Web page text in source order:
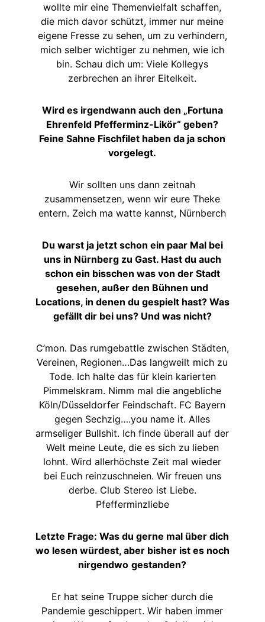
wollte mir eine Themenvielfalt schaffen,
die mich davor schützt, immer nur meine
eigene Fresse zu sehen, um zu verhindern,
mich selber wichtiger zu nehmen, wie ich
bin. Schau dich um: Viele Kollegys
zerbrechen an ihrer Eitelkeit.
Wird es irgendwann auch den „Fortuna
Ehrenfeld Pfefferminz-Likör“ geben?
Feine Sahne Fischfilet haben da ja schon
vorgelegt.
Wir sollten uns dann zeitnah
zusammensetzen, wenn wir eure Theke
entern. Zeich ma watte kannst, Nürnberch
Du warst ja jetzt schon ein paar Mal bei
uns in Nürnberg zu Gast. Hast du auch
schon ein bisschen was von der Stadt
gesehen, außer den Bühnen und
Locations, in denen du gespielt hast? Was
gefällt dir bei uns? Und was nicht?
C’mon. Das rumgebattle zwischen Städten,
Vereinen, Regionen…Das langweilt mich zu
Tode. Ich halte das für klein karierten
Pimmelskram. Nimm mal die angebliche
Köln/Düsseldorfer Feindschaft. FC Bayern
gegen Sechzig….you name it. Alles
armseliger Bullshit. Ich finde überall auf der
Welt meine Leute, die es sich zu lieben
lohnt. Wird allerhöchste Zeit mal wieder
bei Euch reinzuschneien. Wir freuen uns
derbe. Club Stereo ist Liebe.
Pfefferminzliebe
Letzte Frage: Was du gerne mal über dich
wo lesen würdest, aber bisher ist es noch
nirgendwo gestanden?
Er hat seine Truppe sicher durch die
Pandemie geschippert. Wir haben immer